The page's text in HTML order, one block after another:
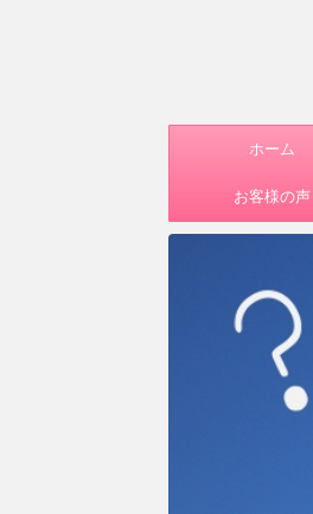
ホーム
お客様の声